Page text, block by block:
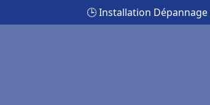
🕒 Installation